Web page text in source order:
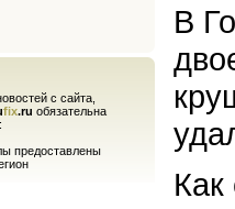
с сайта,
fix.ru обязательна
предоставлены
В